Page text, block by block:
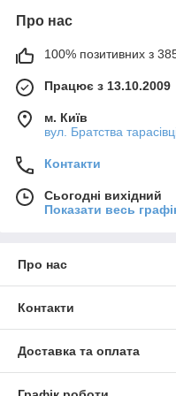
Про нас
100% позитивних з 385
Працює з 13.10.2009
м. Київ
вул. Братства
Контакти
Сьогодні вихідний
Показати весь
Про нас
Контакти
Доставка та оплата